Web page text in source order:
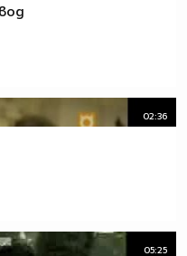
02:36
05:25